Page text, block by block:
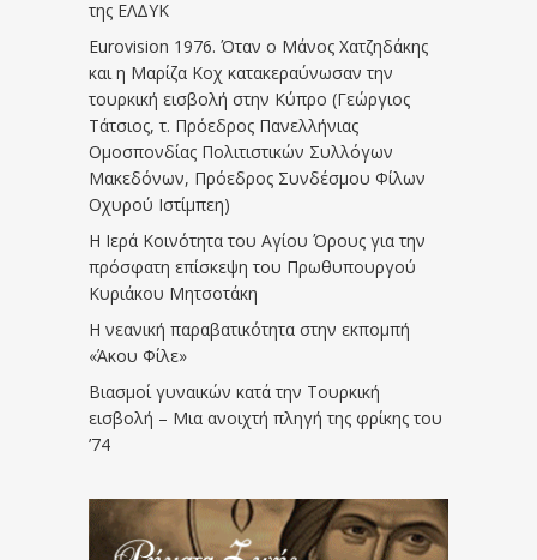
της ΕΛΔΥΚ
Eurovision 1976. Όταν ο Μάνος Χατζηδάκης
και η Μαρίζα Κοχ κατακεραύνωσαν την
τουρκική εισβολή στην Κύπρο (Γεώργιος
Τάτσιος, τ. Πρόεδρος Πανελλήνιας
Ομοσπονδίας Πολιτιστικών Συλλόγων
Μακεδόνων, Πρόεδρος Συνδέσμου Φίλων
Οχυρού Ιστίμπεη)
Η Ιερά Κοινότητα του Αγίου Όρους για την
πρόσφατη επίσκεψη του Πρωθυπουργού
Κυριάκου Μητσοτάκη
Η νεανική παραβατικότητα στην εκπομπή
«Άκου Φίλε»
Βιασμοί γυναικών κατά την Τουρκική
εισβολή – Μια ανοιχτή πληγή της φρίκης του
’74